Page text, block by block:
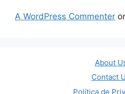
A WordPress Commenter
About
Contact
Política de